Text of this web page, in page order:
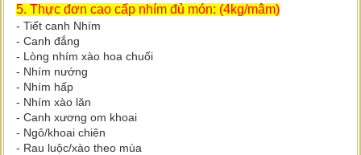
5. Thực đơn cao cấp nhím đủ món: (4kg/mâm)
- Tiết canh Nhím
- Canh đắng
- Lòng nhím xào hoa chuối
- Nhím nướng
- Nhím hấp
- Nhím xào lăn
- Canh xương om khoai
- Ngô/khoai chiên
- Rau luộc/xào theo mùa